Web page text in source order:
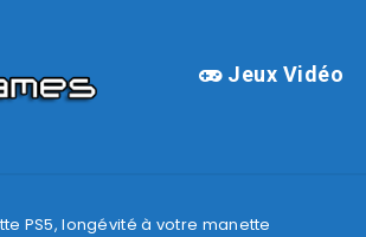
Jeux Vidéo
PS5, longévité à votre manette